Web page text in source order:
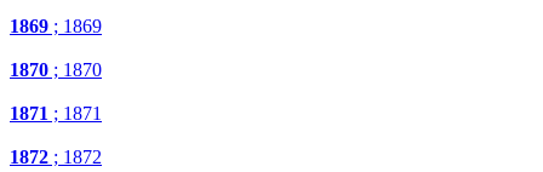
1869 ; 1869
1870 ; 1870
1871 ; 1871
1872 ; 1872